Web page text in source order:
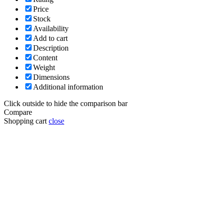
Price
Stock
Availability
Add to cart
Description
Content
Weight
Dimensions
Additional information
Click outside to hide the comparison bar
Compare
Shopping cart close